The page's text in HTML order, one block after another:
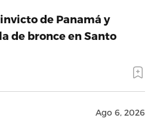
de Panamá y
de bronce en Santo
Ago 6, 2026